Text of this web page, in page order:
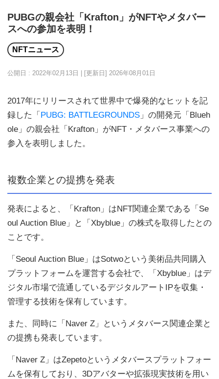
PUBGの親会社「Krafton」がNFTやメタバー
スへの参加を表明！
NFTニュース
公開日 : 2022年02月13日 | [更新日] 2026年08月01日
2017年にリリースされて世界中で爆発的なヒットを記
録した「 PUBG: BATTLEGROUNDS 」の開発元「Blueh
ole」の親会社「Krafton」がNFT・メタバース事業への
参入を表明しました。
複数企業との提携を発表
発表によると、「Krafton」はNFT関連企業である「Se
oul Auction Blue」と「Xbyblue」の株式を取得したとの
ことです。
「Seoul Auction Blue」はSotwoという美術品共同購入
プラットフォームを運営する会社で、「Xbyblue」はデ
ジタル市場で流通しているデジタルアートIPを収集・
管理する技術を保有しています。
また、同時に「Naver Z」というメタバース関連企業と
の提携も発表しています。
「Naver Z」はZepetoというメタバースプラットフォー
ムを保有しており、3Dアバターや拡張現実技術を用い